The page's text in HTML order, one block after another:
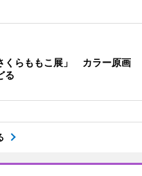
くらももこ展」 カラー原画
る